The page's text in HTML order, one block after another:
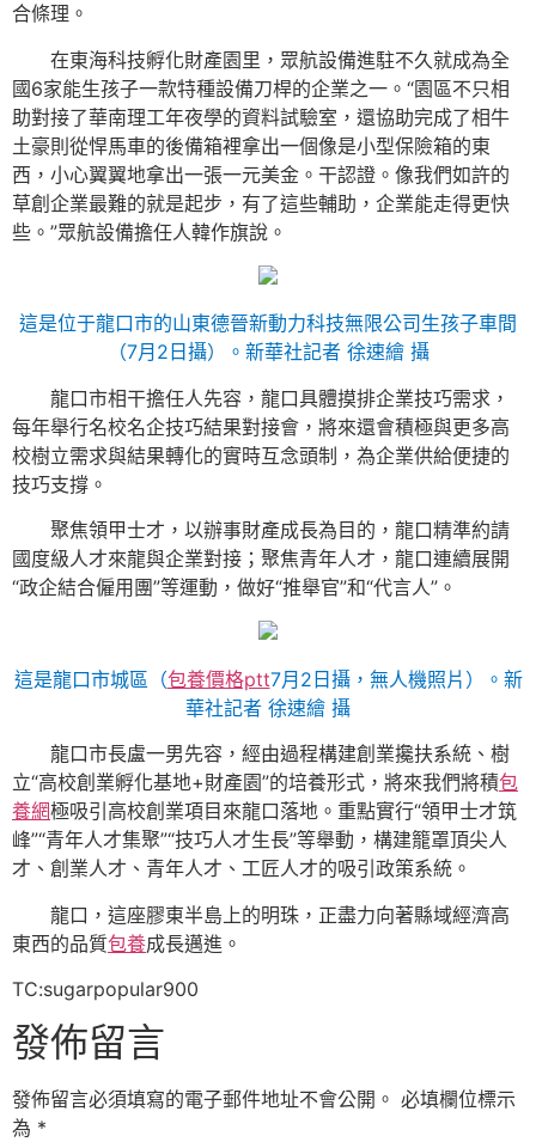
合條理。
在東海科技孵化財產園里，眾航設備進駐不久就成為全
國6家能生孩子一款特種設備刀桿的企業之一。“園區不只相
助對接了華南理工年夜學的資料試驗室，還協助完成了相牛
土豪則從悍馬車的後備箱裡拿出一個像是小型保險箱的東
西，小心翼翼地拿出一張一元美金。干認證。像我們如許的
草創企業最難的就是起步，有了這些輔助，企業能走得更快
些。”眾航設備擔任人韓作旗說。
這是位于龍口市的山東德晉新動力科技無限公司生孩子車間
（7月2日攝）。新華社記者 徐速繪 攝
龍口市相干擔任人先容，龍口具體摸排企業技巧需求，
每年舉行名校名企技巧結果對接會，將來還會積極與更多高
校樹立需求與結果轉化的實時互念頭制，為企業供給便捷的
技巧支撐。
聚焦領甲士才，以辦事財產成長為目的，龍口精準約請
國度級人才來龍與企業對接；聚焦青年人才，龍口連續展開
“政企結合僱用團”等運動，做好“推舉官”和“代言人”。
這是龍口市城區（包養價格ptt7月2日攝，無人機照片）。新
華社記者 徐速繪 攝
龍口市長盧一男先容，經由過程構建創業攙扶系統、樹
立“高校創業孵化基地+財產園”的培養形式，將來我們將積包
養網極吸引高校創業項目來龍口落地。重點實行“領甲士才筑
峰”“青年人才集聚”“技巧人才生長”等舉動，構建籠罩頂尖人
才、創業人才、青年人才、工匠人才的吸引政策系統。
龍口，這座膠東半島上的明珠，正盡力向著縣域經濟高
東西的品質包養成長邁進。
TC:sugarpopular900
發佈留言
發佈留言必須填寫的電子郵件地址不會公開。 必填欄位標示
為 *